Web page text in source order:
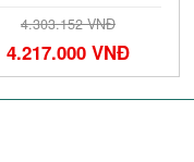
4.636.548 VNĐ
4.544.000 VNĐ